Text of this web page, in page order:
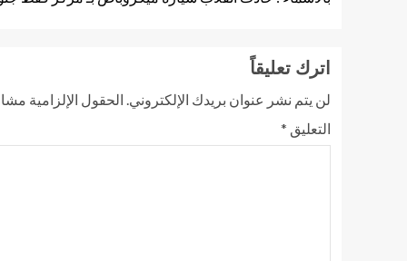
اترك تعليقاً
لن يتم نشر عنوان بريدك الإلكتروني. الحقول الإلزامية مشار
التعليق *